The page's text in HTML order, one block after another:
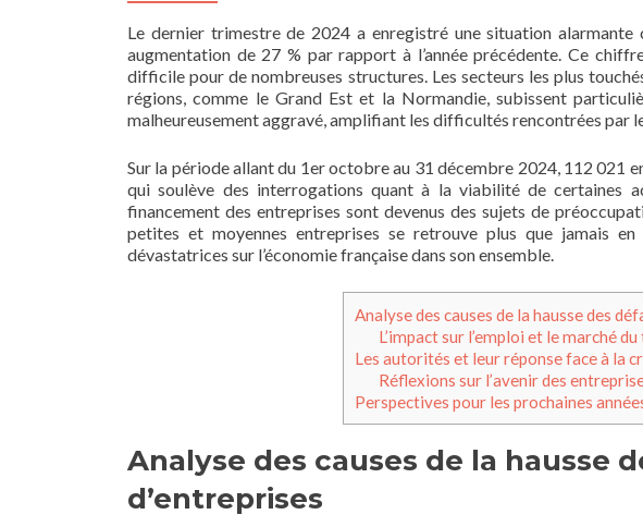
Le dernier trimestre de 2024 a enregistré une situation alarmante
augmentation de 27 % par rapport à l’année précédente. Ce
difficile pour de nombreuses structures. Les secteurs les plus
régions, comme le Grand Est et la Normandie, subissent
malheureusement aggravé, amplifiant les difficultés rencontrées par
Sur la période allant du 1er octobre au 31 décembre 2024, 112 021
qui soulève des interrogations quant à la viabilité de certaines
financement des entreprises sont devenus des sujets de
petites et moyennes entreprises se retrouve plus que jamais en
dévastatrices sur l’économie française dans son ensemble.
Analyse des causes de la hausse des
L’impact sur l’emploi et le marché
Les autorités et leur réponse face à la
Réflexions sur l’avenir des
Perspectives pour les prochaines
Analyse des causes de la hausse
d’entreprises